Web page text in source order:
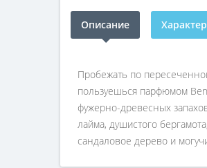
Описание
Пробежать по
пользуешься парфюмом
фужерно-древесных
лайма, душистого
сандаловое дерево и